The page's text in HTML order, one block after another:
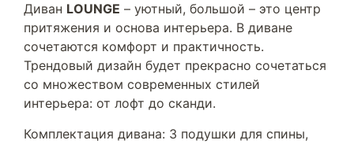
Диван LOUNGE – уютный, большой – это центр
притяжения и основа интерьера. В диване
сочетаются комфорт и практичность.
Трендовый дизайн будет прекрасно сочетаться
со множеством современных стилей
интерьера: от лофт до сканди.
Комплектация дивана: 3 подушки для спины,